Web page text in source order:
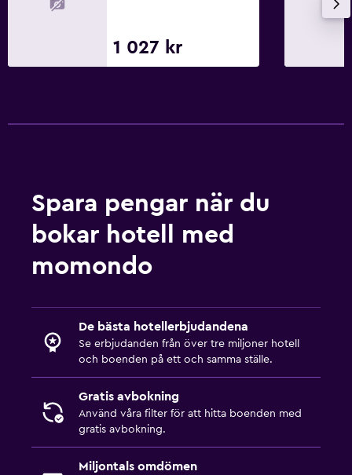
1 027 kr
Spara pengar när du
bokar hotell med
momondo
De bästa hotellerbjudandena
Se erbjudanden från över tre miljoner hotell
och boenden på ett och samma ställe.
Gratis avbokning
Använd våra filter för att hitta boenden med
gratis avbokning.
Miljontals omdömen